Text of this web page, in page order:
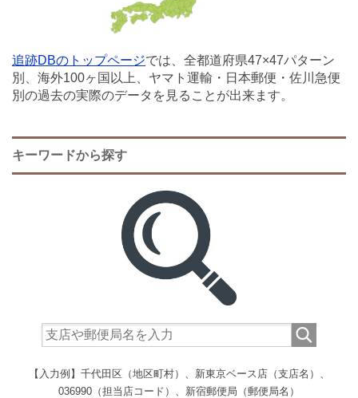
追跡DBのトップページでは、全都道府県47×47パターン
別、海外100ヶ国以上、ヤマト運輸・日本郵便・佐川急便
別の過去の実際のデータを見ることが出来ます。
キーワードから探す
【入力例】千代田区（地区町村）、新東京ベース店（支店名）、
036990（担当店コード）、新宿郵便局（郵便局名）